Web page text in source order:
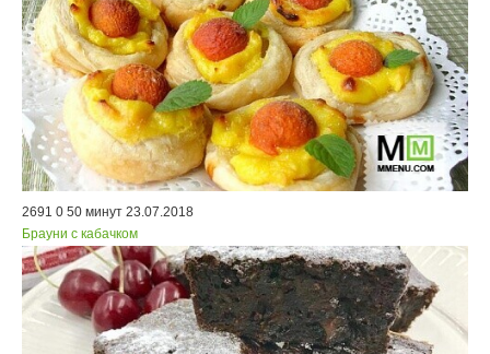
2691 0 50 минут 23.07.2018
Брауни с кабачком